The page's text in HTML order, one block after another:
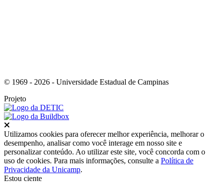
© 1969 - 2026 - Universidade Estadual de Campinas
Projeto
Utilizamos cookies para oferecer melhor experiência, melhorar o
desempenho, analisar como você interage em nosso site e
personalizar conteúdo. Ao utilizar este site, você concorda com o
uso de cookies. Para mais informações, consulte a Política de
Privacidade da Unicamp.
Estou ciente